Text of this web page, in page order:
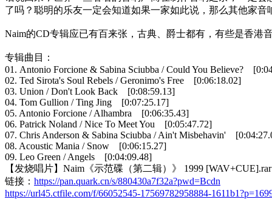
了吗？聪明的乐友一定会知道如果一家如此说，那么其他家
Naim的CD专辑应已有百来张，古典、爵士都有，有些是香
专辑曲目：
01. Antonio Forcione & Sabina Sciubba / Could You Believe?
02. Ted Sirota's Soul Rebels / Geronimo's Free [0:06:18.02]
03. Union / Don't Look Back [0:08:59.13]
04. Tom Gullion / Ting Jing [0:07:25.17]
05. Antonio Forcione / Alhambra [0:06:35.43]
06. Patrick Noland / Nice To Meet You [0:05:47.72]
07. Chris Anderson & Sabina Sciubba / Ain't Misbehavin'
08. Acoustic Mania / Snow [0:06:15.27]
09. Leo Green / Angels [0:04:09.48]
【发烧唱片】Naim《示范碟（第二辑）》 1999
链接： https://pan.quark.cn/s/880430a7f32a?pwd=Bcdn
https://url45.ctfile.com/f/66052545-17569782958884-